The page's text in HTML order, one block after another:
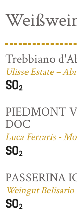
Trebbiano
Ulisse Estate –
PIEDMONT
DOC
Luca Ferraris -
PASSERINA
Weingut